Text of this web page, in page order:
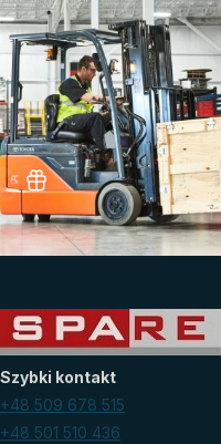
Dołącz do grona naszych
Po założeniu konta
do wykorzystania na
promocji oraz lista
regulaminie promocji.
Załóż konto i
Szybki kontakt
+48 509 678 515
+48 501 510 436